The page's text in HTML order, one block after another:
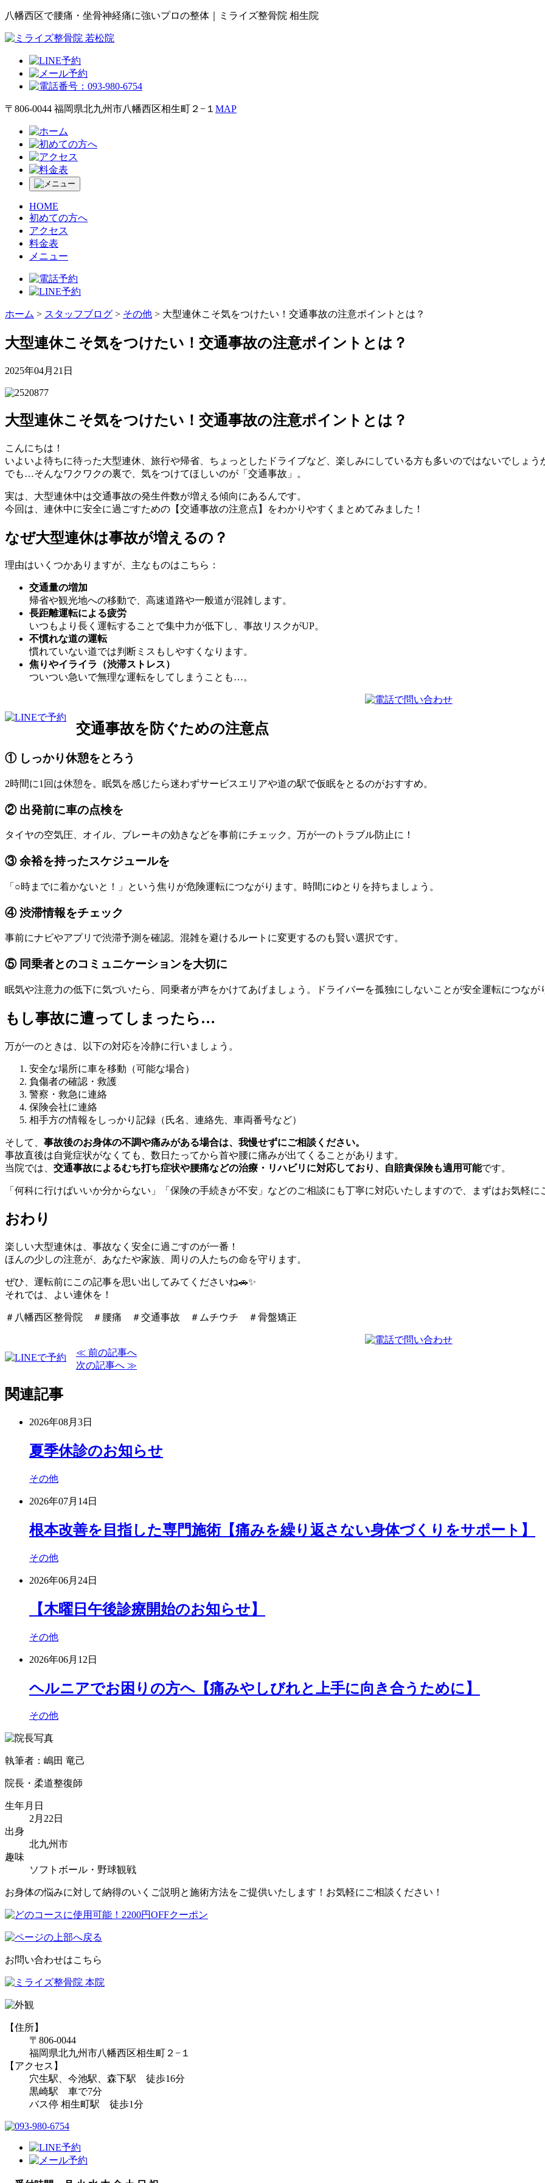
八幡西区で腰痛・坐骨神経痛に強いプロの整体｜ミライズ整骨院 相生院
〒806-0044 福岡県北九州市八幡西区相生町２−１ MAP
HOME
初めての方へ
アクセス
料金表
メニュー
ホーム > スタッフブログ > その他 > 大型連休こそ気をつけたい！交通事故の注意ポイントとは？
大型連休こそ気をつけたい！交通事故の注意ポイントとは？
2025年04月21日
大型連休こそ気をつけたい！交通事故の注意ポイントとは？
こんにちは！
いよいよ待ちに待った大型連休、旅行や帰省、ちょっとしたドライブなど、楽しみにしている方も多いのではないでしょう
でも…そんなワクワクの裏で、気をつけてほしいのが「交通事故」。
実は、大型連休中は交通事故の発生件数が増える傾向にあるんです。
今回は、連休中に安全に過ごすための【交通事故の注意点】をわかりやすくまとめてみました！
なぜ大型連休は事故が増えるの？
理由はいくつかありますが、主なものはこちら：
交通量の増加
帰省や観光地への移動で、高速道路や一般道が混雑します。
長距離運転による疲労
いつもより長く運転することで集中力が低下し、事故リスクがUP。
不慣れな道の運転
慣れていない道では判断ミスもしやすくなります。
焦りやイライラ（渋滞ストレス）
ついつい急いで無理な運転をしてしまうことも…。
交通事故を防ぐための注意点
① しっかり休憩をとろう
2時間に1回は休憩を。眠気を感じたら迷わずサービスエリアや道の駅で仮眠をとるのがおすすめ。
② 出発前に車の点検を
タイヤの空気圧、オイル、ブレーキの効きなどを事前にチェック。万が一のトラブル防止に！
③ 余裕を持ったスケジュールを
「○時までに着かないと！」という焦りが危険運転につながります。時間にゆとりを持ちましょう。
④ 渋滞情報をチェック
事前にナビやアプリで渋滞予測を確認。混雑を避けるルートに変更するのも賢い選択です。
⑤ 同乗者とのコミュニケーションを大切に
眠気や注意力の低下に気づいたら、同乗者が声をかけてあげましょう。ドライバーを孤独にしないことが安全運転につなが
もし事故に遭ってしまったら…
万が一のときは、以下の対応を冷静に行いましょう。
安全な場所に車を移動（可能な場合）
負傷者の確認・救護
警察・救急に連絡
保険会社に連絡
相手方の情報をしっかり記録（氏名、連絡先、車両番号など）
そして、 事故後のお身体の不調や痛みがある場合は、我慢せずにご相談ください。
事故直後は自覚症状がなくても、数日たってから首や腰に痛みが出てくることがあります。
当院では、 交通事故によるむち打ち症状や腰痛などの治療・リハビリに対応しており、自賠責保険も適用可能です。
「何科に行けばいいか分からない」「保険の手続きが不安」などのご相談にも丁寧に対応いたしますので、まずはお気軽に
おわり
楽しい大型連休は、事故なく安全に過ごすのが一番！
ほんの少しの注意が、あなたや家族、周りの人たちの命を守ります。
ぜひ、運転前にこの記事を思い出してみてくださいね🚗✨
それでは、よい連休を！
＃八幡西区整骨院 ＃腰痛 ＃交通事故 ＃ムチウチ ＃骨盤矯正
≪ 前の記事へ
次の記事へ ≫
関連記事
2026年08月3日
夏季休診のお知らせ
その他
2026年07月14日
根本改善を目指した専門施術【痛みを繰り返さない身体づくりをサポート】
その他
2026年06月24日
【木曜日午後診療開始のお知らせ】
その他
2026年06月12日
ヘルニアでお困りの方へ【痛みやしびれと上手に向き合うために】
その他
執筆者：嶋田 竜己
院長・柔道整復師
生年月日
2月22日
出身
北九州市
趣味
ソフトボール・野球観戦
お身体の悩みに対して納得のいくご説明と施術方法をご提供いたします！お気軽にご相談ください！
お問い合わせはこちら
【住所】
〒806-0044
福岡県北九州市八幡西区相生町２−１
【アクセス】
穴生駅、今池駅、森下駅 徒歩16分
黒崎駅 車で7分
バス停 相生町駅 徒歩1分